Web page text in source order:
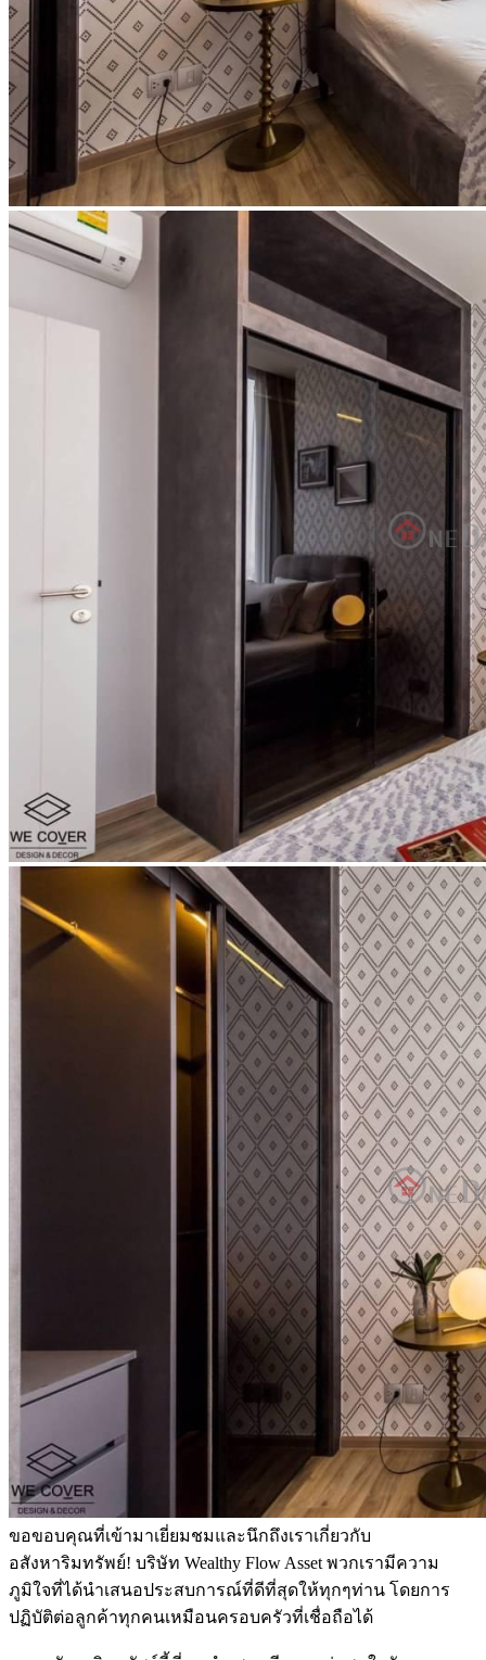
ขอขอบคุณที่เข้ามาเยี่ยมชมและนึกถึงเราเกี่ยวกับ
อสังหาริมทรัพย์! บริษัท Wealthy Flow Asset พวกเรามีความ
ภูมิใจที่ได้นำเสนอประสบการณ์ที่ดีที่สุดให้ทุกๆท่าน โดยการ
ปฏิบัติต่อลูกค้าทุกคนเหมือนครอบครัวที่เชื่อถือได้